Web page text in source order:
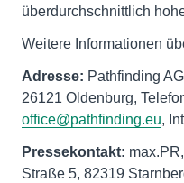
überdurchschnittlich
Weitere Informationen
Adresse: Pathfinding
26121 Oldenburg,
office@pathfinding.eu,
Pressekontakt:
Straße 5, 82319